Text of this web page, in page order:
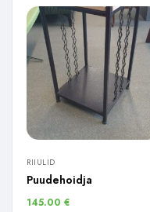
RIIULID
Puudehoidja
145.00 €